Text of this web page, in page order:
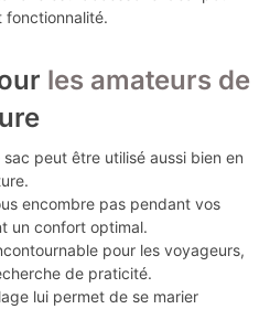
fonctionnalité.
les amateurs de
peut être utilisé aussi bien en
encombre pas pendant vos
un confort optimal.
pour les voyageurs,
de praticité.
lui permet de se marier